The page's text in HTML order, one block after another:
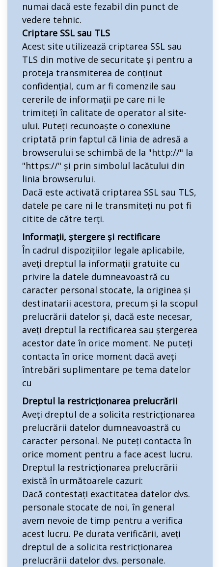
numai dacă este fezabil din punct de
vedere tehnic.
Criptare SSL sau TLS
Acest site utilizează criptarea SSL sau
TLS din motive de securitate și pentru a
proteja transmiterea de conținut
confidențial, cum ar fi comenzile sau
cererile de informații pe care ni le
trimiteți în calitate de operator al site-
ului. Puteți recunoaște o conexiune
criptată prin faptul că linia de adresă a
browserului se schimbă de la "http://" la
"https://" și prin simbolul lacătului din
linia browserului.
Dacă este activată criptarea SSL sau TLS,
datele pe care ni le transmiteți nu pot fi
citite de către terți.
Informații, ștergere și rectificare
În cadrul dispozițiilor legale aplicabile,
aveți dreptul la informații gratuite cu
privire la datele dumneavoastră cu
caracter personal stocate, la originea și
destinatarii acestora, precum și la scopul
prelucrării datelor și, dacă este necesar,
aveți dreptul la rectificarea sau ștergerea
acestor date în orice moment. Ne puteți
contacta în orice moment dacă aveți
întrebări suplimentare pe tema datelor
cu
Dreptul la restricționarea prelucrării
Aveți dreptul de a solicita restricționarea
prelucrării datelor dumneavoastră cu
caracter personal. Ne puteți contacta în
orice moment pentru a face acest lucru.
Dreptul la restricționarea prelucrării
există în următoarele cazuri:
Dacă contestați exactitatea datelor dvs.
personale stocate de noi, în general
avem nevoie de timp pentru a verifica
acest lucru. Pe durata verificării, aveți
dreptul de a solicita restricționarea
prelucrării datelor dvs. personale.